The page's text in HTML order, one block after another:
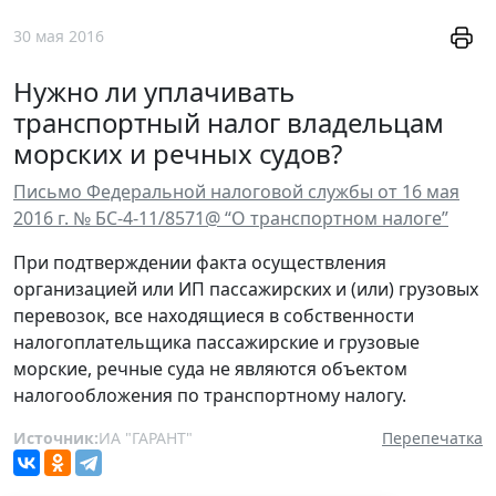
30 мая 2016
Нужно ли уплачивать
транспортный налог владельцам
морских и речных судов?
Письмо Федеральной налоговой службы от 16 мая
2016 г. № БС-4-11/8571@ “О транспортном налоге”
При подтверждении факта осуществления
организацией или ИП пассажирских и (или) грузовых
перевозок, все находящиеся в собственности
налогоплательщика пассажирские и грузовые
морские, речные суда не являются объектом
налогообложения по транспортному налогу.
Источник:ИА "ГАРАНТ" Перепечатка